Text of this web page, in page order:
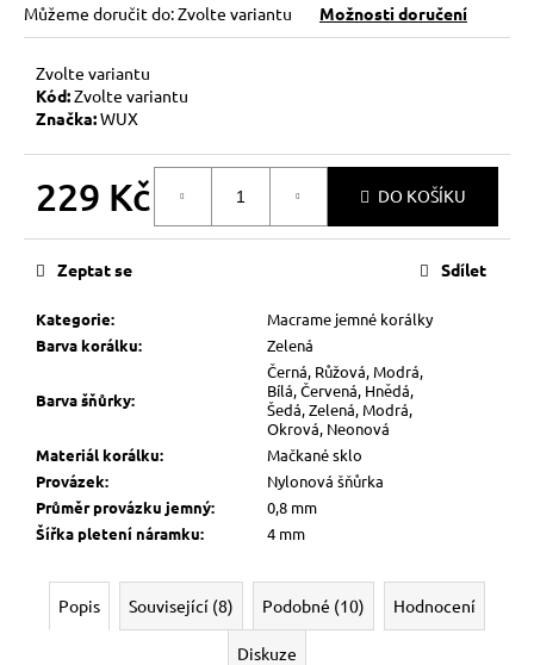
Můžeme doručit do:Zvolte variantu Možnosti doručení
Zvolte variantu
Kód:Zvolte variantu
Značka:WUX
229 Kč DO KOŠÍKU
Kategorie:
Macrame jemné korálky
Barva korálku: Zelená
Barva šňůrky:
Černá, Růžová, Modrá,
Bílá, Červená, Hnědá,
Šedá, Zelená, Modrá,
Okrová, Neonová
Materiál korálku:
Mačkané sklo
Provázek:
Nylonová šňůrka
Průměr provázku jemný:
0,8 mm
Šířka pletení náramku: 4 mm
Zeptat se Sdílet
Popis Související (8) Podobné (10) Hodnocení
Diskuze